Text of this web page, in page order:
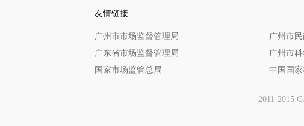
友情链接
广州市市场监督管理局 广州市
广东省市场监督管理局
广州市
国家市场监管总局
中国国
2011-2015